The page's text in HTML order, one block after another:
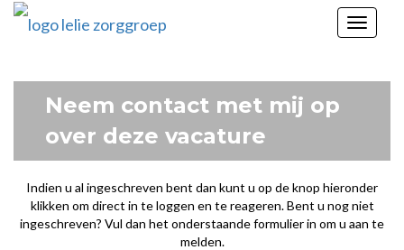
Toggle
Neem contact met mij op
over deze vacature
Indien u al ingeschreven bent dan kunt u op de knop hieronder
klikken om direct in te loggen en te reageren. Bent u nog niet
ingeschreven? Vul dan het onderstaande formulier in om u aan te
melden.